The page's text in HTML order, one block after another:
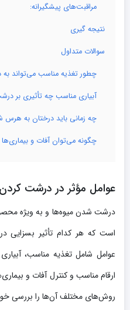
مراقبت‌های پیشگیرانه:
نتیجه‌ گیری
سوالات متداول
چطور تغذیه مناسب می‌تواند
آبیاری مناسب چه تأثیری بر
چه زمانی باید درختان به هرس
چگونه می‌توان آفات و بیماری‌ها
عوامل مؤثر در درشت
درشت شدن میوه‌ها و به ویژه
است که هر کدام تأثیر بسزایی
عوامل شامل تغذیه مناسب،
ارقام مناسب و کنترل آفات و
روش‌های مختلف آن‌ها را بررسی